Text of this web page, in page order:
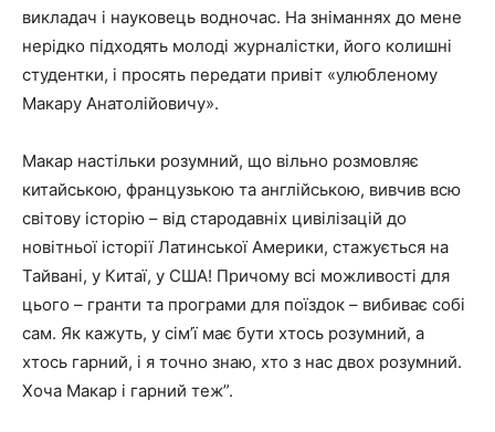
викладач і науковець водночас. На зніманнях до мене
нерідко підходять молоді журналістки, його колишні
студентки, і просять передати привіт «улюбленому
Макару Анатолійовичу».
Макар настільки розумний, що вільно розмовляє
китайською, французькою та англійською, вивчив всю
світову історію – від стародавніх цивілізацій до
новітньої історії Латинської Америки, стажується на
Тайвані, у Китаї, у США! Причому всі можливості для
цього – гранти та програми для поїздок – вибиває собі
сам. Як кажуть, у сім’ї має бути хтось розумний, а
хтось гарний, і я точно знаю, хто з нас двох розумний.
Хоча Макар і гарний теж”.